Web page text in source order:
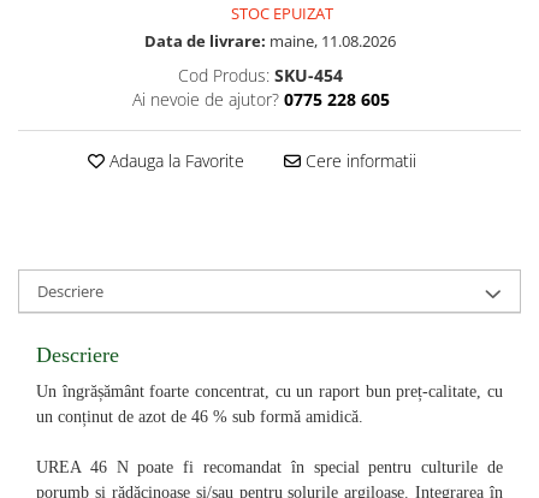
STOC EPUIZAT
Data de livrare: maine, 11.08.2026
Cod Produs: SKU-454
Ai nevoie de ajutor? 0775 228 605
Adauga la Favorite Cere informatii
Descriere
Descriere
Un îngrășământ foarte concentrat, cu un raport bun preț-calitate, cu
un conținut de azot de 46 % sub formă amidică.
UREA 46 N poate fi recomandat în special pentru culturile de
porumb și rădăcinoase și/sau pentru solurile argiloase. Integrarea în